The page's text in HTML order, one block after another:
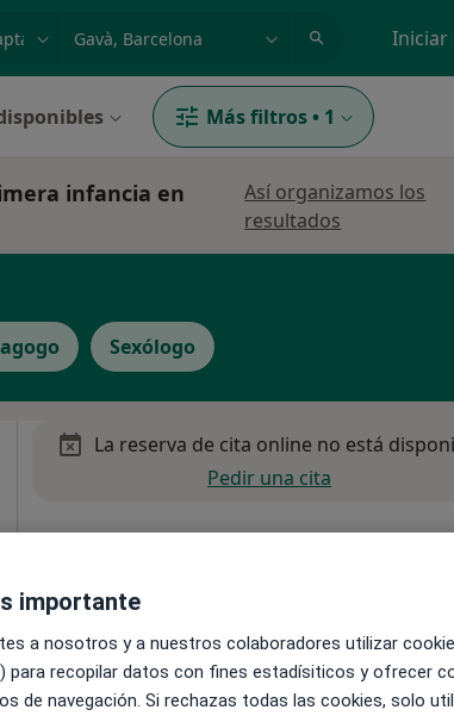
o nombre
p. ej. Madrid Iniciar
Más filtros • 1
infancia en
Así organizamos los
resultados
Sexólogo
La reserva de cita online no está
Pedir una cita
importante
a nosotros y a nuestros colaboradores utilizar
para recopilar datos con fines estadísiticos y ofrecer
de navegación. Si rechazas todas las cookies, solo